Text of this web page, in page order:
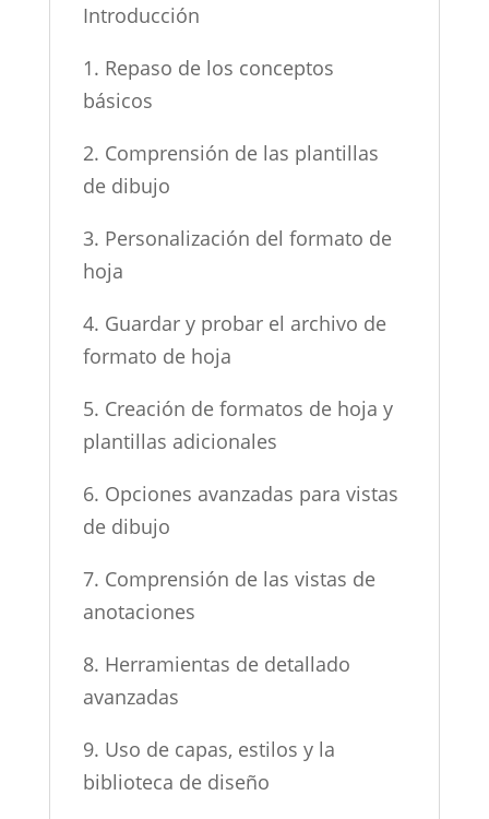
Introducción
1. Repaso de los conceptos
básicos
2. Comprensión de las plantillas
de dibujo
3. Personalización del formato de
hoja
4. Guardar y probar el archivo de
formato de hoja
5. Creación de formatos de hoja y
plantillas adicionales
6. Opciones avanzadas para vistas
de dibujo
7. Comprensión de las vistas de
anotaciones
8. Herramientas de detallado
avanzadas
9. Uso de capas, estilos y la
biblioteca de diseño